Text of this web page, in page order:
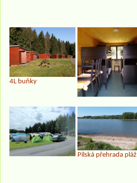
4L buňky
Pilská přehrada pláž